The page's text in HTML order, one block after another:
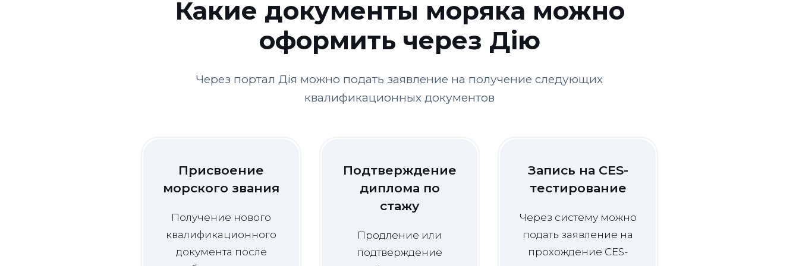
Какие документы моряка можно
оформить через Дію
Через портал Дія можно подать заявление на получение следующих
квалификационных документов
Присвоение
морского звания
Получение нового
квалификационного
документа после
Подтверждение
диплома по
стажу
Продление или
подтверждение
Запись на CES-
тестирование
Через систему можно
подать заявление на
прохождение CES-